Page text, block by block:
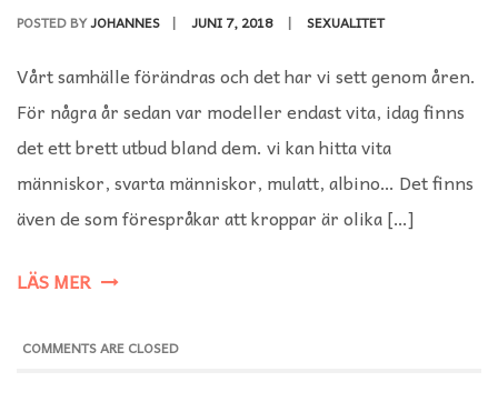
POSTED BYJOHANNES | JUNI 7, 2018 | SEXUALITET
Vårt samhälle förändras och det har vi sett genom åren.
För några år sedan var modeller endast vita, idag finns
det ett brett utbud bland dem. vi kan hitta vita
människor, svarta människor, mulatt, albino… Det finns
även de som förespråkar att kroppar är olika […]
LÄS MER
COMMENTS ARE CLOSED